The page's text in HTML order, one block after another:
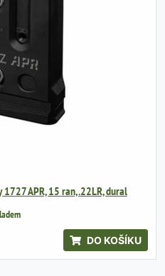
APR, 15 ran, .22LR, dural
DO KOŠÍKU